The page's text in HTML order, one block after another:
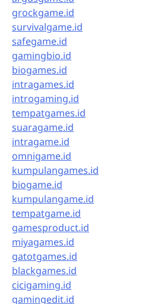
grockgame.id
survivalgame.id
safegame.id
gamingbio.id
biogames.id
intragames.id
introgaming.id
tempatgames.id
suaragame.id
intragame.id
omnigame.id
kumpulangames.id
biogame.id
kumpulangame.id
tempatgame.id
gamesproduct.id
miyagames.id
gatotgames.id
blackgames.id
cicigaming.id
gamingedit.id